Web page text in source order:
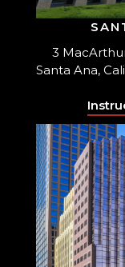
3
Santa Ana,